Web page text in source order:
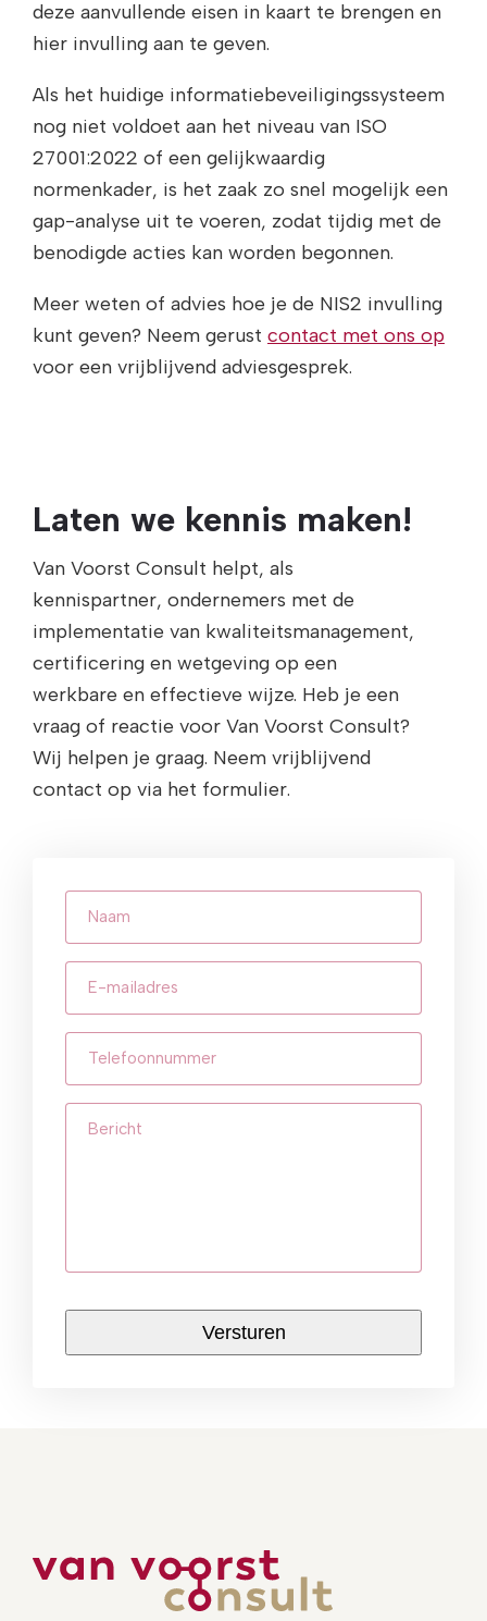
deze aanvullende eisen in kaart te brengen en
hier invulling aan te geven.
Als het huidige informatiebeveiligingssysteem
nog niet voldoet aan het niveau van ISO
27001:2022 of een gelijkwaardig
normenkader, is het zaak zo snel mogelijk een
gap-analyse uit te voeren, zodat tijdig met de
benodigde acties kan worden begonnen.
Meer weten of advies hoe je de NIS2 invulling
kunt geven? Neem gerust contact met ons op
voor een vrijblijvend adviesgesprek.
Laten we kennis maken!
Van Voorst Consult helpt, als
kennispartner, ondernemers met de
implementatie van kwaliteitsmanagement,
certificering en wetgeving op een
werkbare en effectieve wijze. Heb je een
vraag of reactie voor Van Voorst Consult?
Wij helpen je graag. Neem vrijblijvend
contact op via het formulier.
Naam
mailadres
Telefoonnummer
Bericht
CAPTCHA